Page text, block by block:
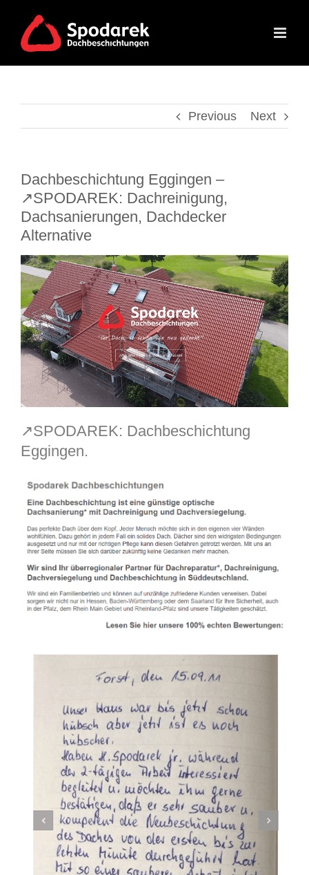
content
Previous Next
Dachbeschichtung Eggingen –
↗️SPODAREK: Dachreinigung,
Dachsanierungen, Dachdecker
Alternative
↗️SPODAREK: Dachbeschichtung
Eggingen.